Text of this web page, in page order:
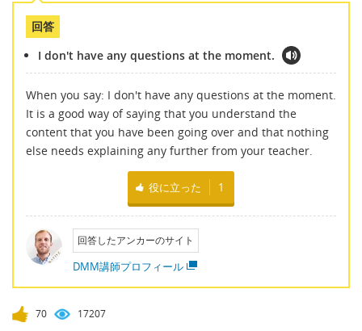
回答
I don't have any questions at the moment.
When you say: I don't have any questions at the moment.
It is a good way of saying that you understand the
content that you have been going over and that nothing
else needs explaining any further from your teacher.
役に立った 1
回答したアンカーのサイト
DMM講師プロフィール
70 17207